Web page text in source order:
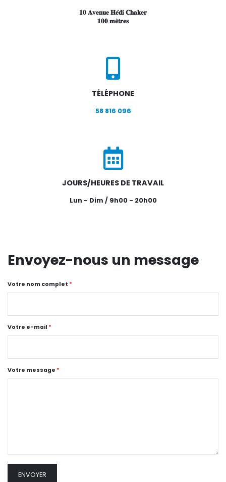
𝟏𝟎 𝐀𝐯𝐞𝐧𝐮𝐞 𝐇𝐞́𝐝𝐢 𝐂𝐡𝐚𝐤𝐞𝐫
𝟏𝟎𝟎 𝐦𝐞̀𝐭𝐫𝐞𝐬
TÉLÉPHONE
58 816 096
JOURS/HEURES DE TRAVAIL
Lun - Dim / 9h00 - 20h00
Envoyez-nous un message
Votre nom complet *
Votre e-mail *
Votre message *
ENVOYER